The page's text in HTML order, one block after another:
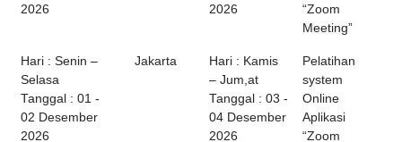
2026
2026
“Zoom
Meeting”
Hari : Senin –
Selasa
Tanggal : 01 -
02 Desember
2026
Jakarta
Hari : Kamis
– Jum,at
Tanggal : 03 -
04 Desember
2026
Pelatihan
system
Online
Aplikasi
“Zoom